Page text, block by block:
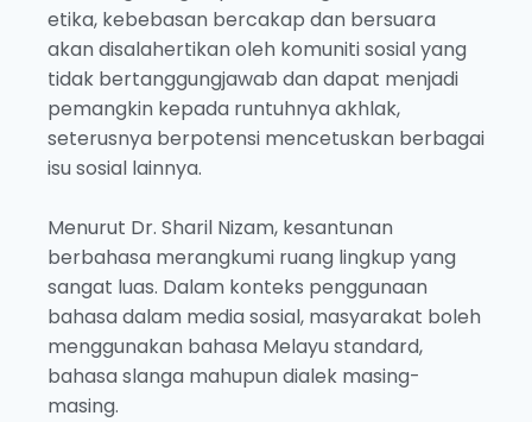
etika, kebebasan bercakap dan bersuara
akan disalahertikan oleh komuniti sosial yang
tidak bertanggungjawab dan dapat menjadi
pemangkin kepada runtuhnya akhlak,
seterusnya berpotensi mencetuskan berbagai
isu sosial lainnya.
Menurut Dr. Sharil Nizam, kesantunan
berbahasa merangkumi ruang lingkup yang
sangat luas. Dalam konteks penggunaan
bahasa dalam media sosial, masyarakat boleh
menggunakan bahasa Melayu standard,
bahasa slanga mahupun dialek masing-
masing.